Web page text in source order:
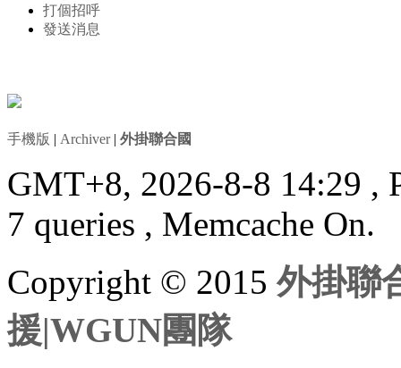
打個招呼
發送消息
手機版 | Archiver| 外掛聯合國
GMT+8, 2026-8-8 14:29 ,
7 queries , Memcache On.
Copyright © 2015外掛聯
援|WGUN團隊